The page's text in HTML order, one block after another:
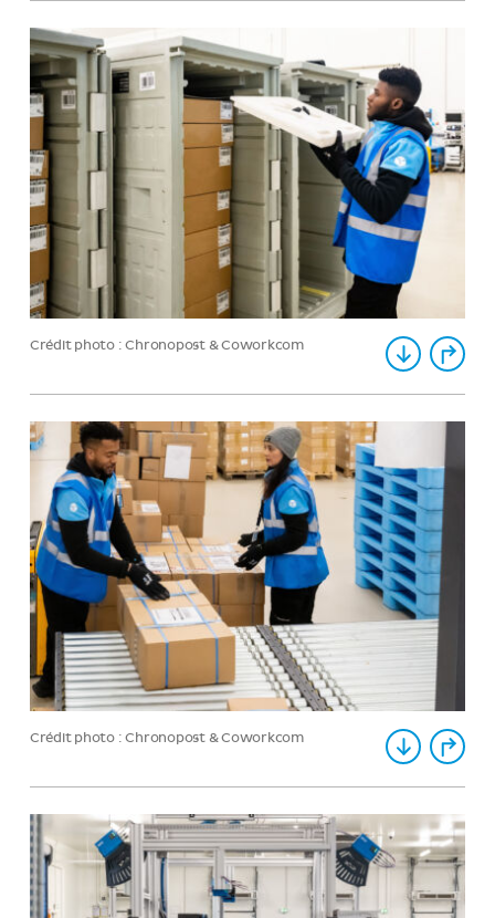
Crédit photo : Chronopost & Coworkcom
Crédit photo : Chronopost & Coworkcom